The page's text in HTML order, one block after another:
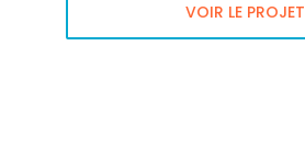
VOIR LE PROJET